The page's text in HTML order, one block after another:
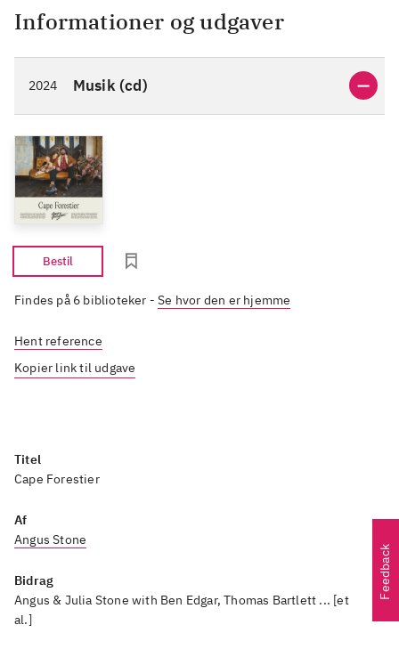
Informationer og udgaver
2024 Musik (cd)
Bestil
Findes på 6 biblioteker -Se hvor den er hjemme
Hent reference
Kopier link til udgave
Titel
Cape Forestier
Af
Angus Stone
Bidrag
Angus & Julia Stone with Ben Edgar, Thomas Bartlett ... [et
al.]
Feedback